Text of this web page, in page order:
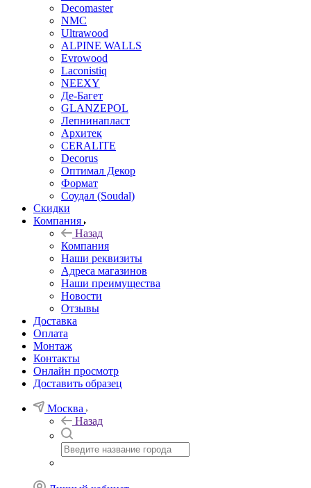
Decomaster
NMС
Ultrawood
ALPINE WALLS
Evrowood
Laconistiq
NEEXY
Де-Багет
GLANZEPOL
Лепнинапласт
Архитек
CERALITE
Decorus
Оптимал Декор
Формат
Соудал (Soudal)
Скидки
Компания
Назад
Компания
Наши реквизиты
Адреса магазинов
Наши преимущества
Новости
Отзывы
Доставка
Оплата
Монтаж
Контакты
Онлайн просмотр
Доставить образец
Москва
Назад